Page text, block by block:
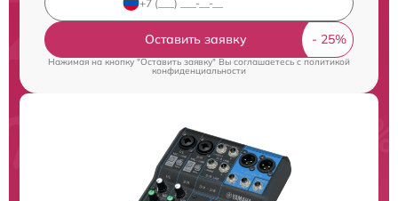
Оставить заявку
Нажимая на кнопку "Оставить заявку" Вы соглашаетесь cполитикой
конфиденциальности